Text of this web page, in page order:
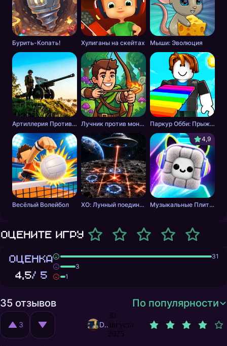
Бурить-Копать! Хулиганы на скейтах Мыши: Эволюция
Артиллерия Против Танков Лучник против монстров Паркур Обби: Прыжок к Победе
Весёлый Волейбол ХО: Лунный поединок
4,9
Музыкальные Плитки: Ритм Пушистика
Оцените игру
ОЦЕНКА
4,5/ 5
31
3
1
35 отзывов По популярности
3 DrZ10
30
августа
2025